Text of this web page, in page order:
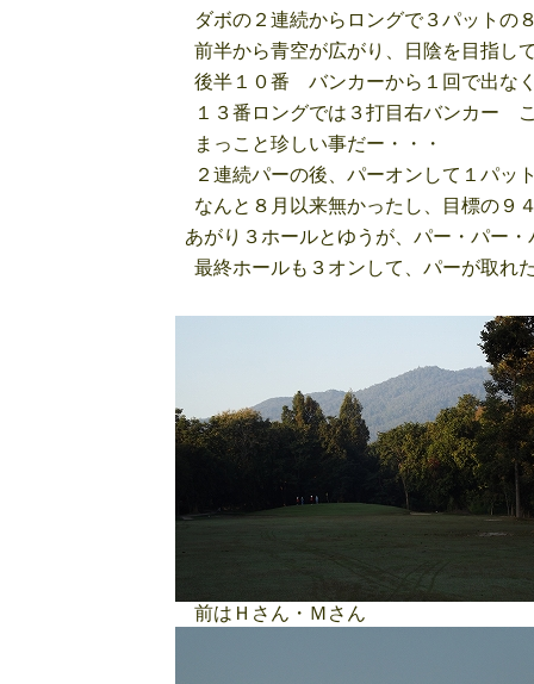
ダボの２連続からロングで３パットの
前半から青空が広がり、日陰を目指し
後半１０番 バンカーから１回で出な
１３番ロングでは３打目右バンカー
まっこと珍しい事だー・・・
２連続パーの後、パーオンして１パッ
なんと８月以来無かったし、目標の９
あがり３ホールとゆうが、パー・パー
最終ホールも３オンして、パーが取れ
前はＨさん・Ｍさん